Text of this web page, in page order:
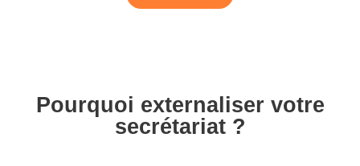
Pourquoi externaliser votre
secrétariat ?